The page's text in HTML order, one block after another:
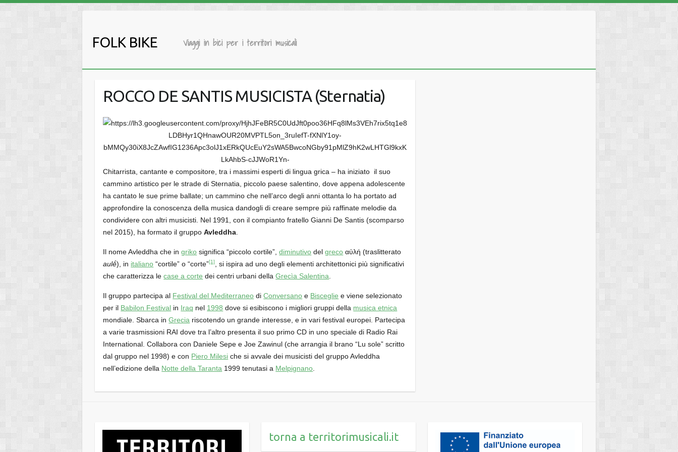
contenuto
FOLK BIKE Viaggi in bici per i territori musicali
ROCCO DE SANTIS MUSICISTA (Sternatia)
Chitarrista, cantante e compositore, tra i massimi esperti di lingua grica – ha iniziato il suo
cammino artistico per le strade di Sternatia, piccolo paese salentino, dove appena adolescente
ha cantato le sue prime ballate; un cammino che nell’arco degli anni ottanta lo ha portato ad
approfondire la conoscenza della musica dandogli di creare sempre più raffinate melodie da
condividere con altri musicisti. Nel 1991, con il compianto fratello Gianni De Santis (scomparso
nel 2015), ha formato il gruppoAvleddha
Il nome Avleddha che ingriko significa “piccolo cortile”,diminutivo delgreco αὐλή (traslitterato
aulḗ), in italiano “cortile” o “corte”[1], si ispira ad uno degli elementi architettonici più significativi
che caratterizza lecase a corte dei centri urbani dellaGrecìa Salentina
Il gruppo partecipa al Festival del Mediterraneo diConversano e Bisceglie e viene selezionato
per il Babilon Festival in Iraq nel 1998 dove si esibiscono i migliori gruppi della musica etnica
mondiale. Sbarca inGrecia riscotendo un grande interesse, e in vari festival europei. Partecipa
a varie trasmissioni RAI dove tra l’altro presenta il suo primo CD in uno speciale di Radio Rai
International. Collabora con Daniele Sepe e Joe Zawinul (che arrangia il brano “Lu sole” scritto
dal gruppo nel 1998) e con Piero Milesi che si avvale dei musicisti del gruppo Avleddha
nell’edizione della Notte della Taranta 1999 tenutasi a Melpignano
torna a territorimusicali.it